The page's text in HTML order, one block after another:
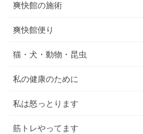
爽快館の施術
爽快館便り
猫・犬・動物・昆虫
私の健康のために
私は怒っとります
筋トレやってます